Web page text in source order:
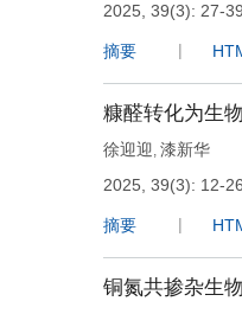
2025, 39(3): 27-39.
摘要
糠醛转化为生
徐迎迎, 漆新华
2025, 39(3): 12-26.
摘要
铜氮共掺杂生